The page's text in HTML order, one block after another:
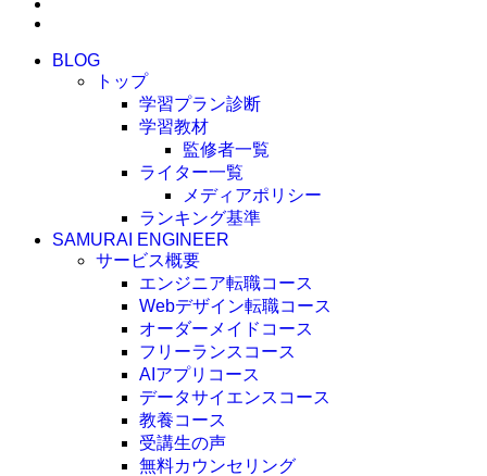
BLOG
トップ
学習プラン診断
学習教材
監修者一覧
ライター一覧
メディアポリシー
ランキング基準
SAMURAI ENGINEER
サービス概要
エンジニア転職コース
Webデザイン転職コース
オーダーメイドコース
フリーランスコース
AIアプリコース
データサイエンスコース
教養コース
受講生の声
無料カウンセリング